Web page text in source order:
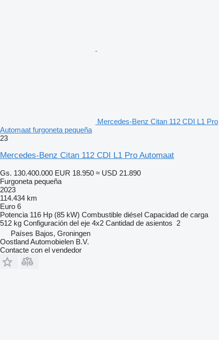
Mercedes-Benz Citan 112 CDI L1 Pro
Automaat furgoneta pequeña
23
Mercedes-Benz Citan 112 CDI L1 Pro Automaat
Gs. 130.400.000 EUR 18.950 ≈ USD 21.890
Furgoneta pequeña
2023
114.434 km
Euro 6
Potencia 116 Hp (85 kW) Combustible diésel Capacidad de carga
512 kg Configuración del eje 4x2 Cantidad de asientos 2
Países Bajos, Groningen
Oostland Automobielen B.V.
Contacte con el vendedor